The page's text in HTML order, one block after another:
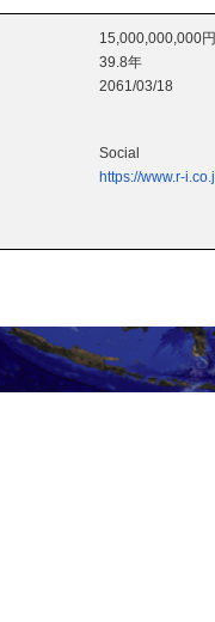
15,000,000,000円
39.8年
2061/03/18
Social
https://www.r-